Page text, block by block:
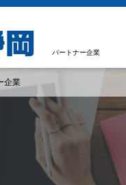
パートナー企業
企業